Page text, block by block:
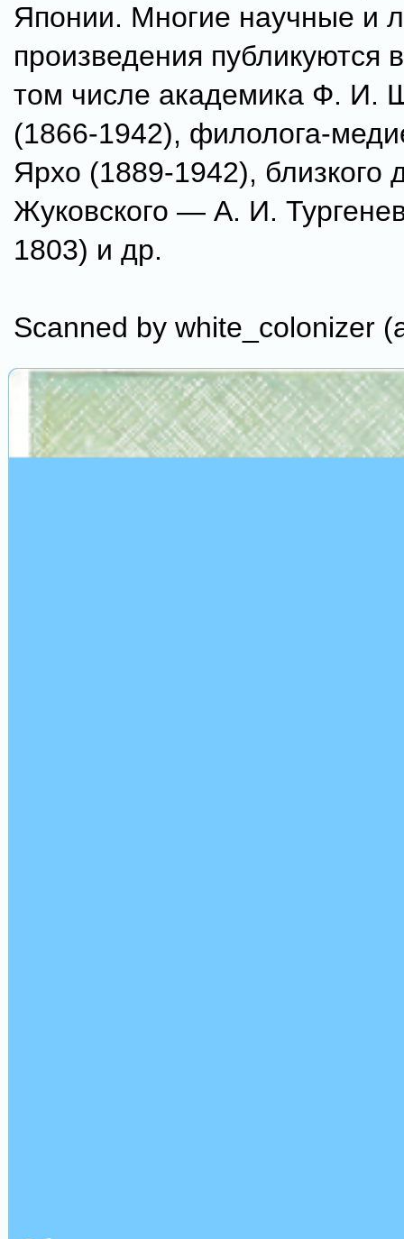
Японии. Многие научные и
произведения публикуются
том числе академика Ф. И.
(1866-1942), филолога-
Ярхо (1889-1942), близкого
Жуковского — А. И.
1803) и др.
Scanned by white_colonizer